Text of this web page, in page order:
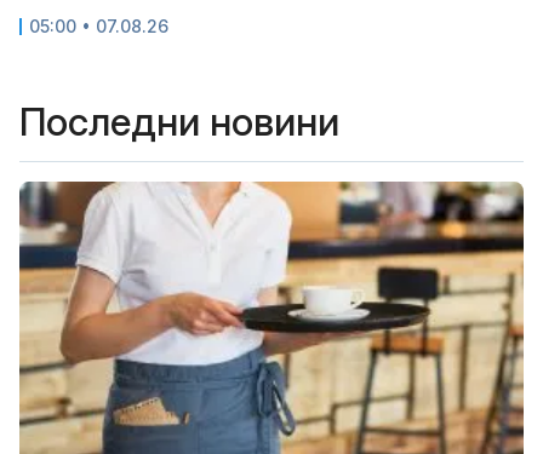
05:00 • 07.08.26
Последни новини